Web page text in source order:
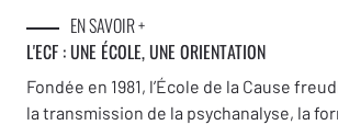
EN SAVOIR +
L'ECF : UNE ÉCOLE, UNE ORIENTATION
Fondée en 1981, l’École de la Cause
la transmission de la psychanalyse, la